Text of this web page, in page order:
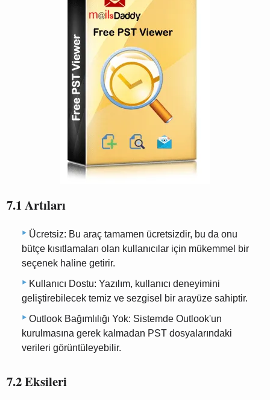
7.1 Artıları
Ücretsiz: Bu araç tamamen ücretsizdir, bu da onu
bütçe kısıtlamaları olan kullanıcılar için mükemmel bir
seçenek haline getirir.
Kullanıcı Dostu: Yazılım, kullanıcı deneyimini
geliştirebilecek temiz ve sezgisel bir arayüze sahiptir.
Outlook Bağımlılığı Yok: Sistemde Outlook'un
kurulmasına gerek kalmadan PST dosyalarındaki
verileri görüntüleyebilir.
7.2 Eksileri